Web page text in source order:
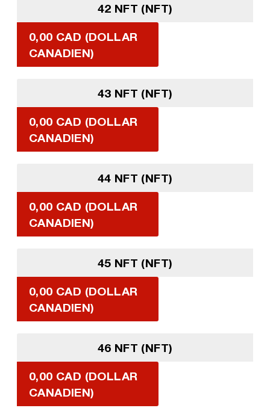
42 NFT (NFT)
0,00 CAD (DOLLAR
CANADIEN)
43 NFT (NFT)
0,00 CAD (DOLLAR
CANADIEN)
44 NFT (NFT)
0,00 CAD (DOLLAR
CANADIEN)
45 NFT (NFT)
0,00 CAD (DOLLAR
CANADIEN)
46 NFT (NFT)
0,00 CAD (DOLLAR
CANADIEN)